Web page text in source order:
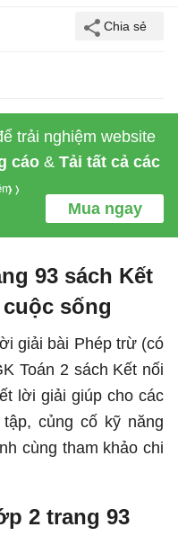
trải nghiệm website
cáo & Tải tất cả các
Mua ngay
93 sách Kết
sống
giải bài Phép trừ (có
Toán 2 sách Kết nối
lời giải giúp cho các
củng cố kỹ năng
cùng tham khảo chi
2 trang 93